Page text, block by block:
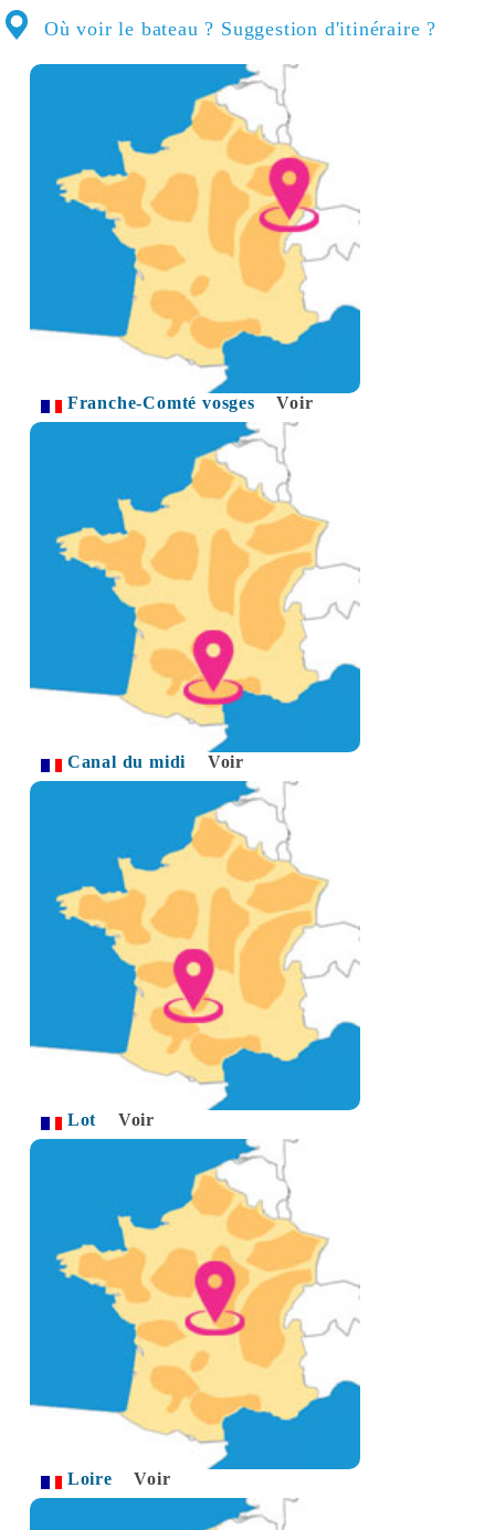
Où voir le bateau ? Suggestion d'itinéraire ?
Franche-Comté vosges Voir
Canal du midi Voir
Lot Voir
Loire Voir